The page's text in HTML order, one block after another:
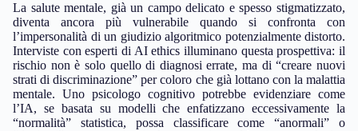
La salute mentale, già un campo delicato e spesso stigmatizzato,
diventa ancora più vulnerabile quando si confronta con
l’impersonalità di un giudizio algoritmico potenzialmente distorto.
Interviste con esperti di AI ethics illuminano questa prospettiva: il
rischio non è solo quello di diagnosi errate, ma di “creare nuovi
strati di discriminazione” per coloro che già lottano con la malattia
mentale. Uno psicologo cognitivo potrebbe evidenziare come
l’IA, se basata su modelli che enfatizzano eccessivamente la
“normalità” statistica, possa classificare come “anormali” o